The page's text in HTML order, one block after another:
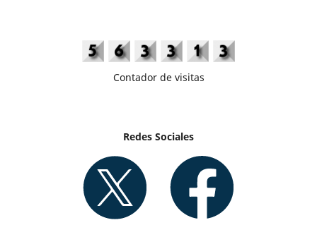
Contador de visitas
Redes Sociales